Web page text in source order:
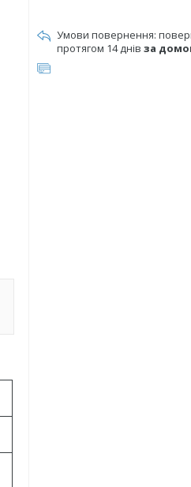
протягом 14 днів за